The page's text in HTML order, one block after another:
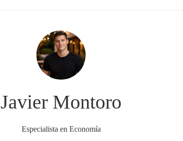
Javier Montoro
Especialista en Economía